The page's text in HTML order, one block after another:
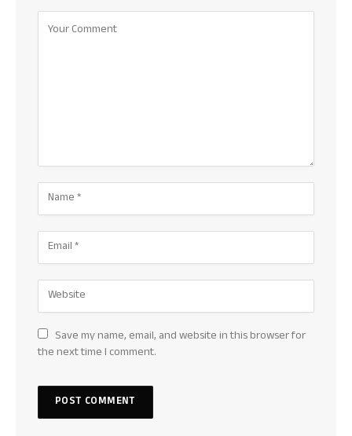
Save my name, email, and website in this browser for
the next time I comment.